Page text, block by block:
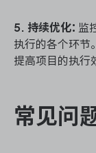
5. 持续优化： 监
执行的各个环节
提高项目的执行
常见问